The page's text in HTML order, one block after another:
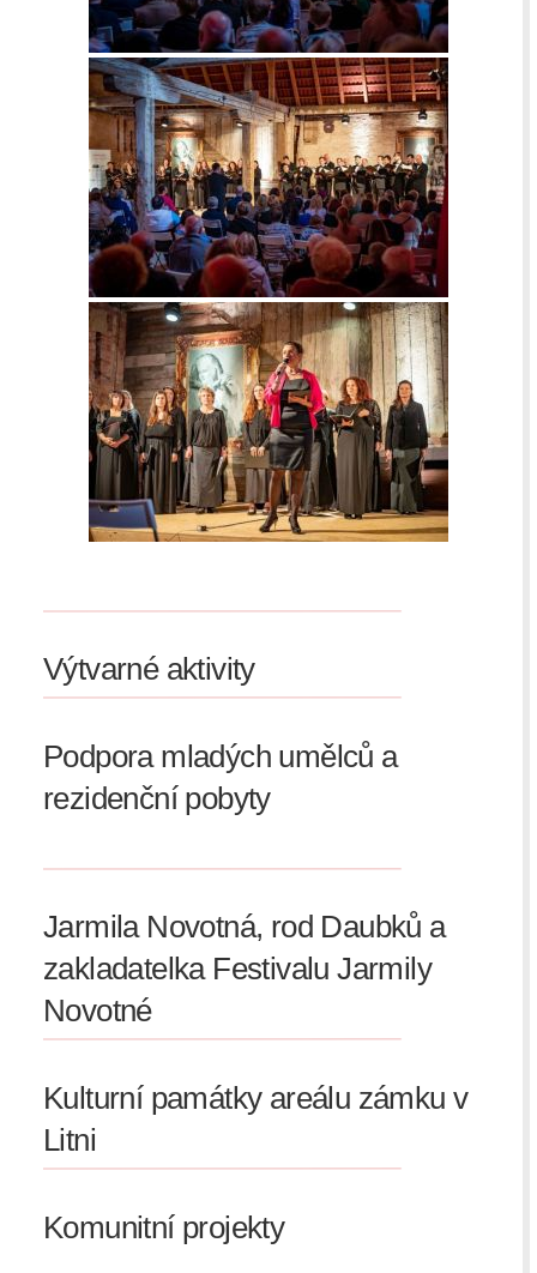
Výtvarné aktivity
Podpora mladých umělců a
rezidenční pobyty
Jarmila Novotná, rod Daubků a
zakladatelka Festivalu Jarmily
Novotné
Kulturní památky areálu zámku v
Litni
Komunitní projekty